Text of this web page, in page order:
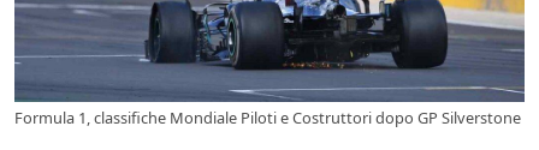
Formula 1, classifiche Mondiale Piloti e Costruttori dopo GP Silverstone